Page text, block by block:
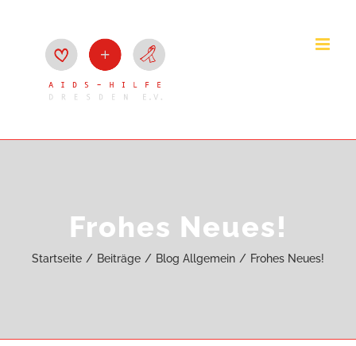
Frohes Neues!
Startseite Beiträge Blog Allgemein Frohes Neues!